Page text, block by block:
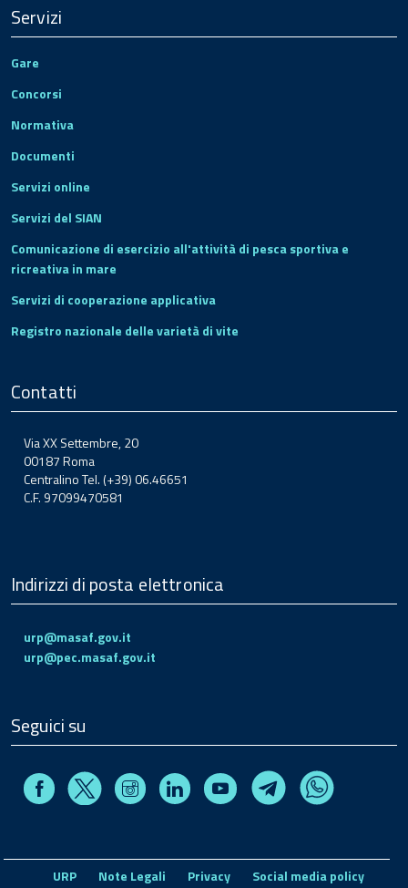
Servizi
Gare
Concorsi
Normativa
Documenti
Servizi online
Servizi del SIAN
Comunicazione di esercizio all'attività di pesca sportiva e
ricreativa in mare
Servizi di cooperazione applicativa
Registro nazionale delle varietà di vite
Contatti
Via XX Settembre, 20
00187 Roma
Centralino Tel. (+39) 06.46651
C.F. 97099470581
Indirizzi di posta elettronica
urp@masaf.gov.it
urp@pec.masaf.gov.it
Seguici su
FacebookX InstagramLinkedin Youtube TelegramWhatsapp
URP Note Legali Privacy Social media policy